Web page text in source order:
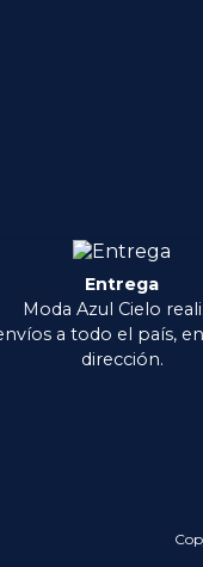
Entrega
Moda Azul Cielo
a todo el país,
dirección.